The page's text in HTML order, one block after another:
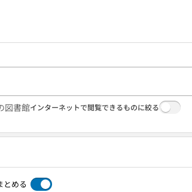
図書館インターネットで閲覧できるものに絞る
とめる